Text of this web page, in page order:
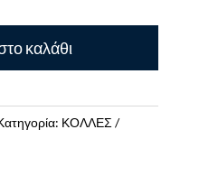
καλάθι
ΚΟΛΛΕΣ